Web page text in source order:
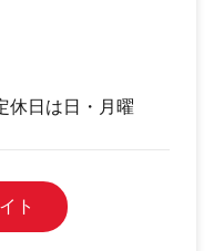
休日は日・月曜
ト